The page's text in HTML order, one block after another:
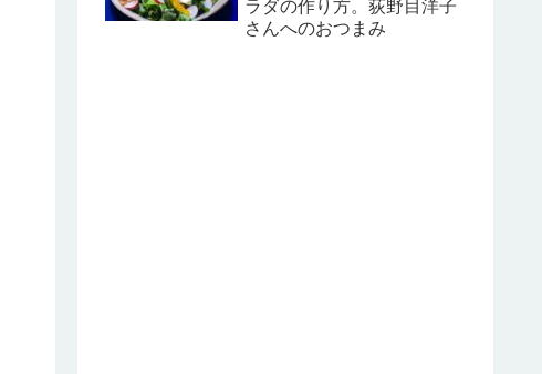
ラダの作り方。荻野目洋子
さんへのおつまみ